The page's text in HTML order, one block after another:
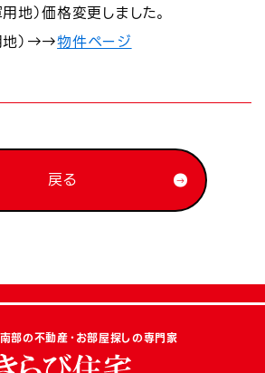
地）価格変更しました。
地）→→物件ページ
戻る
部の不動産・お部屋探しの専門家